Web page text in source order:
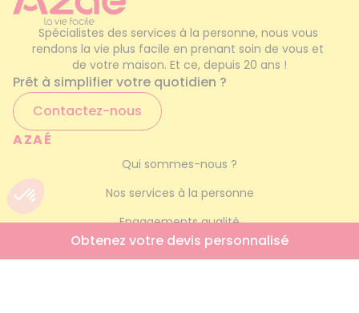
Spécialistes des services à la personne, nous vous
rendons la vie plus facile en prenant soin de vous et
de votre maison. Et ce, depuis 20 ans !
Prêt à simplifier votre quotidien ?
Contactez-nous
AZAÉ
Qui sommes-nous ?
Nos services à la personne
Engagements qualité
Foire aux questions
Obtenez votre devis personnalisé